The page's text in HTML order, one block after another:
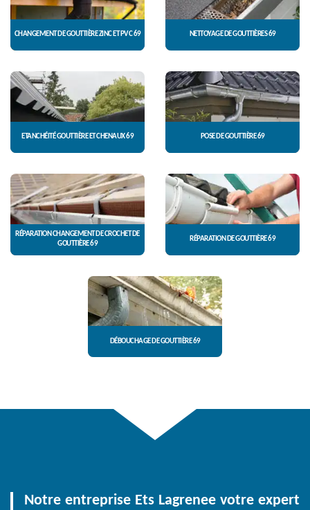
CHANGEMENT DE GOUTTIÈRE ZINC ET PVC 69 NETTOYAGE DE GOUTTIÈRES 69
ETANCHÉITÉ GOUTTIÈRE ET CHENAUX 69 POSE DE GOUTTIÈRE 69
RÉPARATION CHANGEMENT DE CROCHET DE
GOUTTIÈRE 69
RÉPARATION DE GOUTTIÈRE 69
DÉBOUCHAGE DE GOUTTIÈRE 69
Notre entreprise Ets Lagrenee votre expert